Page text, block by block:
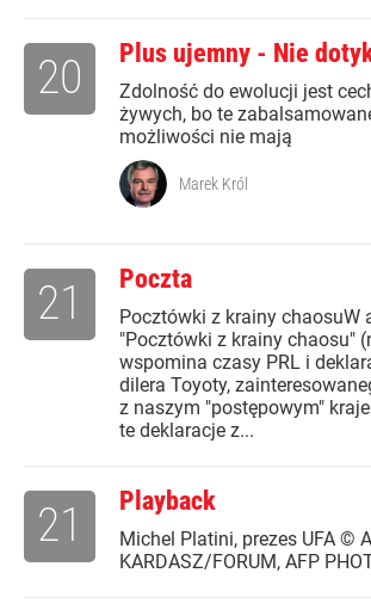
Plus ujemny - Nie
Zdolność do ewolucji jest
żywych, bo te
możliwości nie mają
20
Marek Król
Poczta
Pocztówki z krainy chaosuW
"Pocztówki z krainy chaosu"
wspomina czasy PRL i
dilera Toyoty,
z naszym "postępowym"
te deklaracje z...
21
Playback
Michel Platini, prezes UFA ©
KARDASZ/FORUM, AFP
21